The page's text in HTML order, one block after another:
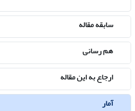
سابقه مقاله
هم رسانی
ارجاع به این مقاله
آمار